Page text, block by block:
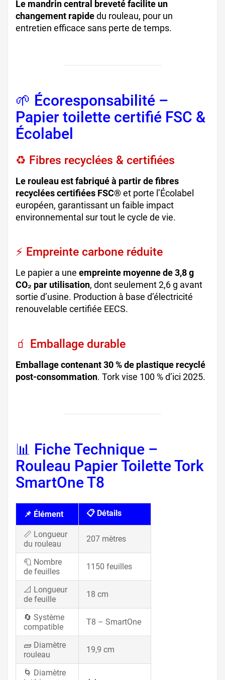
Le mandrin central breveté facilite un
changement rapidedu rouleau, pour un
entretien efficace sans perte de temps.
🌱 Écoresponsabilité –
Papier toilette certifié FSC &
Écolabel
♻️ Fibres recyclées & certifiées
Le rouleau est fabriqué à partir de fibres
recyclées certifiées FSC®et porte l’Écolabel
européen, garantissant un faible impact
environnemental sur tout le cycle de vie.
⚡ Empreinte carbone réduite
Le papier a une empreinte moyenne de 3,8 g
CO₂ par utilisation, dont seulement 2,6 g avant
sortie d’usine. Production à base d’électricité
renouvelable certifiée EECS.
🧃 Emballage durable
Emballage contenant 30 % de plastique recyclé
post-consommation. Tork vise 100 % d’ici 2025.
📊 Fiche Technique –
Rouleau Papier Toilette Tork
SmartOne T8
📌 Élément 📋 Détails
📏 Longueur
du rouleau
207 mètres
🧻 Nombre
de feuilles
1150 feuilles
📐 Longueur
de feuille
18 cm
🔄 Système
compatible
T8 – SmartOne
🧱 Diamètre
rouleau
19,9 cm
🌀 Diamètre